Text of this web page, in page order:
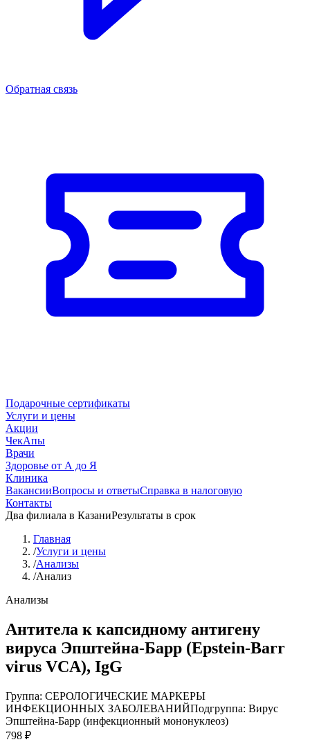
Обратная связь
Подарочные сертификаты
Услуги и цены
Акции
ЧекАпы
Врачи
Здоровье от А до Я
Клиника
ВакансииВопросы и ответыСправка в налоговую
Контакты
Два филиала в КазаниРезультаты в срок
Главная
/Услуги и цены
/Анализы
/Анализ
Анализы
Антитела к капсидному антигену
вируса Эпштейна-Барр (Epstein-Barr
virus VCA), IgG
Группа: СЕРОЛОГИЧЕСКИЕ МАРКЕРЫ
ИНФЕКЦИОННЫХ ЗАБОЛЕВАНИЙПодгруппа: Вирус
Эпштейна-Барр (инфекционный мононуклеоз)
798 ₽